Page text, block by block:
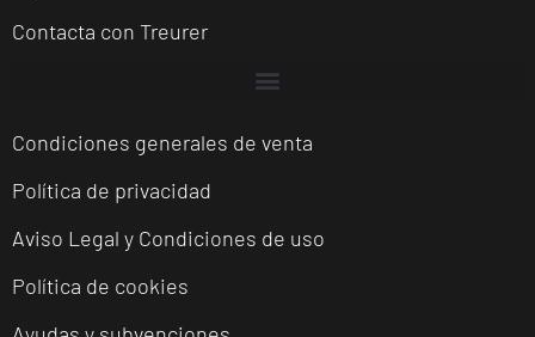
Contacta con Treurer
Condiciones generales de venta
Política de privacidad
Aviso Legal y Condiciones de uso
Política de cookies